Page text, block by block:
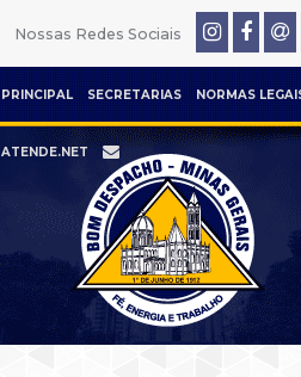
Nossas Redes Sociais
PRINCIPAL SECRETARIAS NORMAS
ATENDE.NET